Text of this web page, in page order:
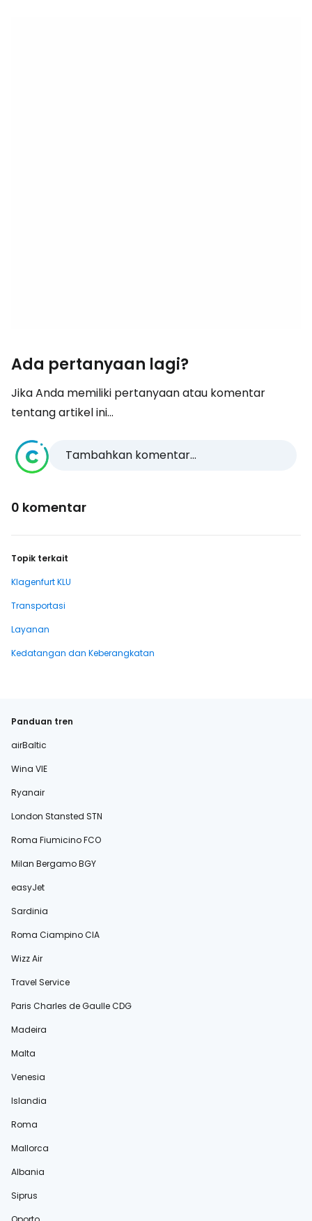
Ada pertanyaan lagi?
Jika Anda memiliki pertanyaan atau komentar
tentang artikel ini...
Tambahkan komentar...
0 komentar
Topik terkait
Klagenfurt KLU
Transportasi
Layanan
Kedatangan dan Keberangkatan
Panduan tren
airBaltic
Wina VIE
Ryanair
London Stansted STN
Roma Fiumicino FCO
Milan Bergamo BGY
easyJet
Sardinia
Roma Ciampino CIA
Wizz Air
Travel Service
Paris Charles de Gaulle CDG
Madeira
Malta
Venesia
Islandia
Roma
Mallorca
Albania
Siprus